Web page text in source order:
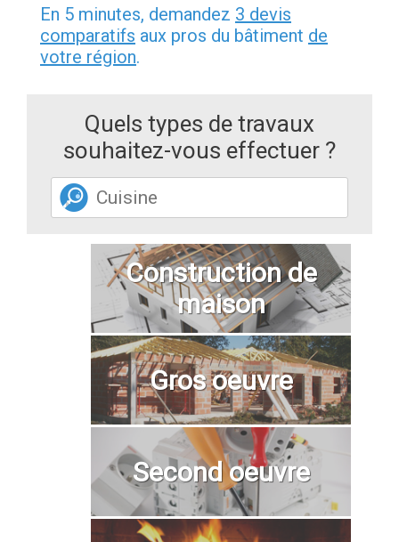
En 5 minutes, demandez 3 devis
comparatifs aux pros du bâtiment de
votre région.
Quels types de travaux
souhaitez-vous effectuer ?
Construction de
maison
Gros oeuvre
Second oeuvre